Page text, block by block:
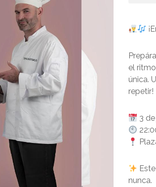
el
única.
repetir!
3
nunca.